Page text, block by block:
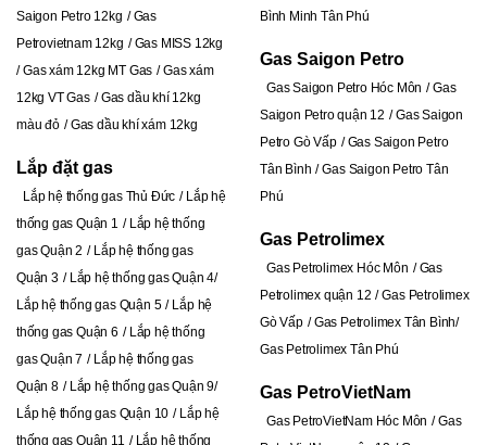
Saigon Petro 12kg
Gas
Petrovietnam 12kg
Gas MISS 12kg
Gas xám 12kg MT Gas
Gas xám
12kg VT Gas
Gas dầu khí 12kg
màu đỏ
Gas dầu khí xám 12kg
Lắp đặt gas
Lắp hệ thống gas Thủ Đức
Lắp hệ
thống gas Quận 1
Lắp hệ thống
gas Quận 2
Lắp hệ thống gas
Quận 3
Lắp hệ thống gas Quận 4
Lắp hệ thống gas Quận 5
Lắp hệ
thống gas Quận 6
Lắp hệ thống
gas Quận 7
Lắp hệ thống gas
Quận 8
Lắp hệ thống gas Quận 9
Lắp hệ thống gas Quận 10
Lắp hệ
thống gas Quận 11
Lắp hệ thống
Bình Minh Tân Phú
Gas Saigon Petro
Gas Saigon Petro Hóc Môn
Gas
Saigon Petro quận 12
Gas Saigon
Petro Gò Vấp
Gas Saigon Petro
Tân Bình
Gas Saigon Petro Tân
Phú
Gas Petrolimex
Gas Petrolimex Hóc Môn
Gas
Petrolimex quận 12
Gas Petrolimex
Gò Vấp
Gas Petrolimex Tân Bình
Gas Petrolimex Tân Phú
Gas PetroVietNam
Gas PetroVietNam Hóc Môn
Gas